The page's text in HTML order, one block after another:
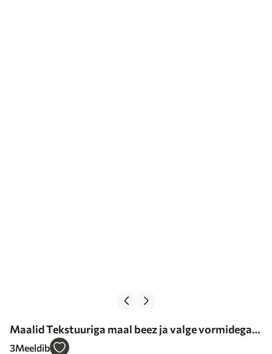
Maalid Tekstuuriga maal beez ja valge vormidega
Nr m00741
3Meeldib